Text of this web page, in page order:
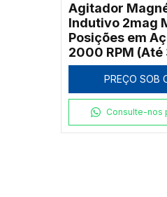
Agitador
Indutivo 2mag
Posições em
2000 RPM
Ponto)
PREÇO SOB
Consulte-nos